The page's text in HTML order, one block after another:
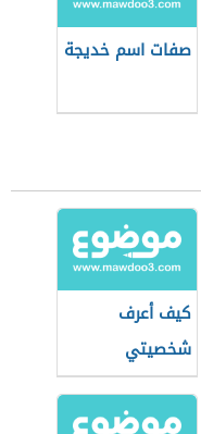
صفات اسم خديجة
كيف أعرف
شخصيتي
الحقيقية